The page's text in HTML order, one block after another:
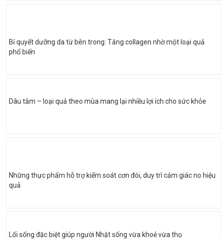
Bí quyết dưỡng da từ bên trong: Tăng collagen nhờ một loại quả
phổ biến
Dâu tằm – loại quả theo mùa mang lại nhiều lợi ích cho sức khỏe
Những thực phẩm hỗ trợ kiểm soát cơn đói, duy trì cảm giác no hiệu
quả
Lối sống đặc biệt giúp người Nhật sống vừa khoẻ vừa thọ